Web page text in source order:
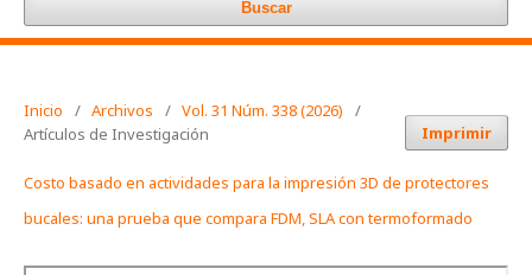
Buscar
Inicio / Archivos / Vol. 31 Núm. 338 (2026)
/
Artículos de Investigación
Imprimir
Costo basado en actividades para la impresión 3D de protectores
bucales: una prueba que compara FDM, SLA con termoformado